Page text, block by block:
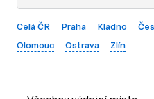
Celá ČR Praha Kladno
Olomouc
Ostrava Zlín